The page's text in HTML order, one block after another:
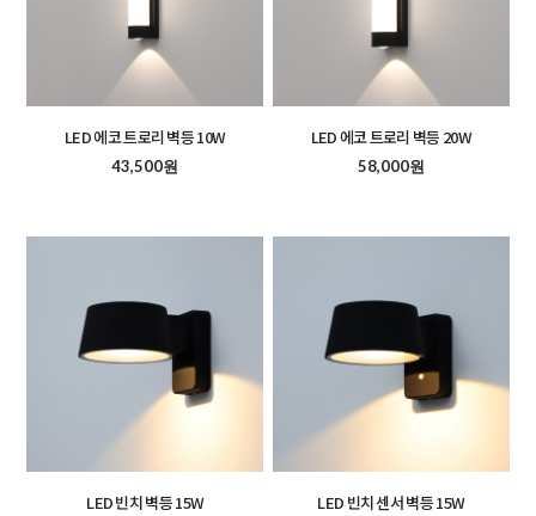
LED 에코 트로리 벽등 10W
43,500원
LED 에코 트로리 벽등 20W
58,000원
LED 빈치 벽등 15W LED 빈치 센서 벽등 15W